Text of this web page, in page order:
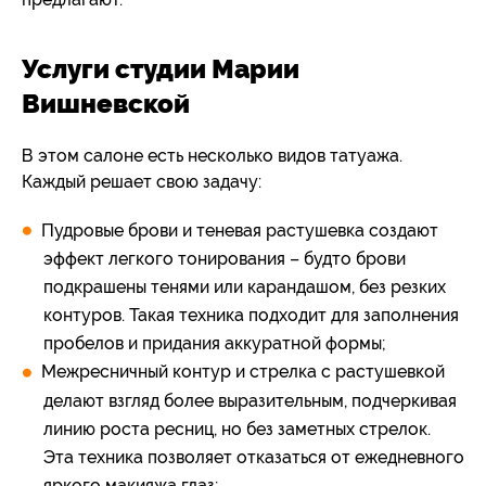
Услуги студии Марии
Вишневской
В этом салоне есть несколько видов татуажа.
Каждый решает свою задачу:
Пудровые брови и теневая растушевка создают
эффект легкого тонирования – будто брови
подкрашены тенями или карандашом, без резких
контуров. Такая техника подходит для заполнения
пробелов и придания аккуратной формы;
Межресничный контур и стрелка с растушевкой
делают взгляд более выразительным, подчеркивая
линию роста ресниц, но без заметных стрелок.
Эта техника позволяет отказаться от ежедневного